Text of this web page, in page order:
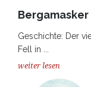
Geschichte: Der
Fell in ...
weiter lesen